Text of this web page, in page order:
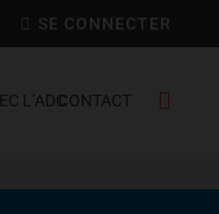
SE CONNECTER
L’ADCCONTACT